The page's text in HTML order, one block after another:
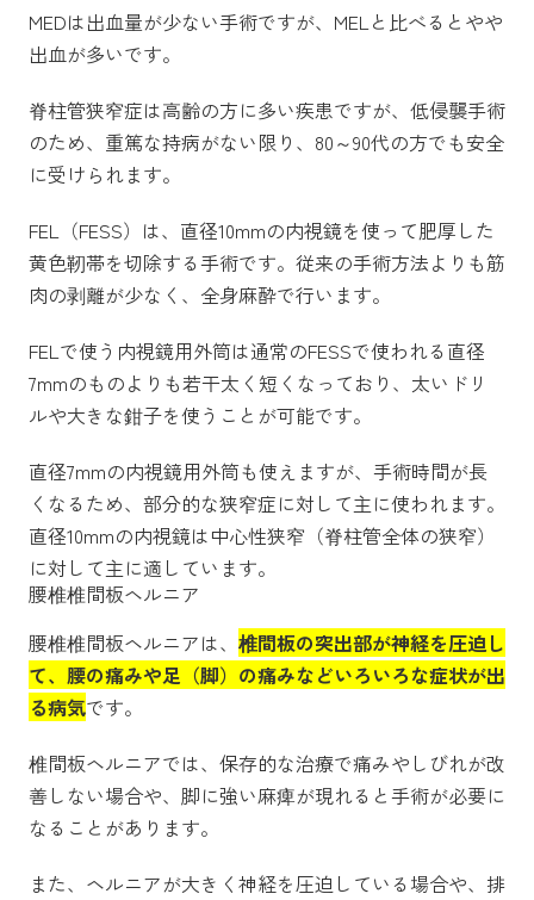
MEDは出血量が少ない手術ですが、MELと比べるとやや
出血が多いです。
脊柱管狭窄症は高齢の方に多い疾患ですが、低侵襲手術
のため、重篤な持病がない限り、80～90代の方でも安全
に受けられます。
FEL（FESS）は、直径10mmの内視鏡を使って肥厚した
黄色靭帯を切除する手術です。従来の手術方法よりも筋
肉の剥離が少なく、全身麻酔で行います。
FELで使う内視鏡用外筒は通常のFESSで使われる直径
7mmのものよりも若干太く短くなっており、太いドリ
ルや大きな鉗子を使うことが可能です。
直径7mmの内視鏡用外筒も使えますが、手術時間が長
くなるため、部分的な狭窄症に対して主に使われます。
直径10mmの内視鏡は中心性狭窄（脊柱管全体の狭窄）
に対して主に適しています。
腰椎椎間板ヘルニア
腰椎椎間板ヘルニアは、 椎間板の突出部が神経を圧迫し
て、腰の痛みや足（脚）の痛みなどいろいろな症状が出
る病気です。
椎間板ヘルニアでは、保存的な治療で痛みやしびれが改
善しない場合や、脚に強い麻痺が現れると手術が必要に
なることがあります。
また、ヘルニアが大きく神経を圧迫している場合や、排